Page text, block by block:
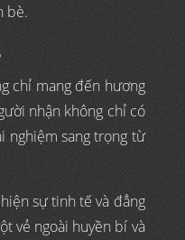
bè.
chỉ mang đến hương
nhận không chỉ có
nghiệm sang trọng từ
sự tinh tế và đẳng
vẻ ngoài huyền bí và